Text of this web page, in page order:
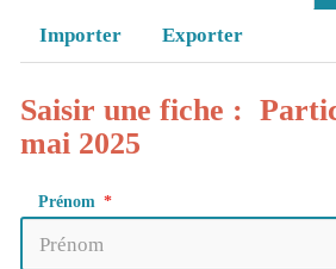
Importer Exporter
Saisir une fiche :
mai 2025
Prénom